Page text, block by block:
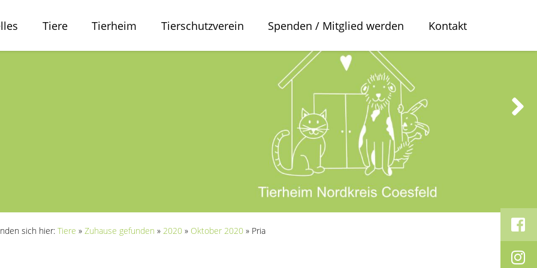
Tiere Tierheim Tierschutzverein Spenden / Mitglied werden Kontakt
sich hier: Tiere » Zuhause gefunden » 2020 » Oktober 2020 » Pria